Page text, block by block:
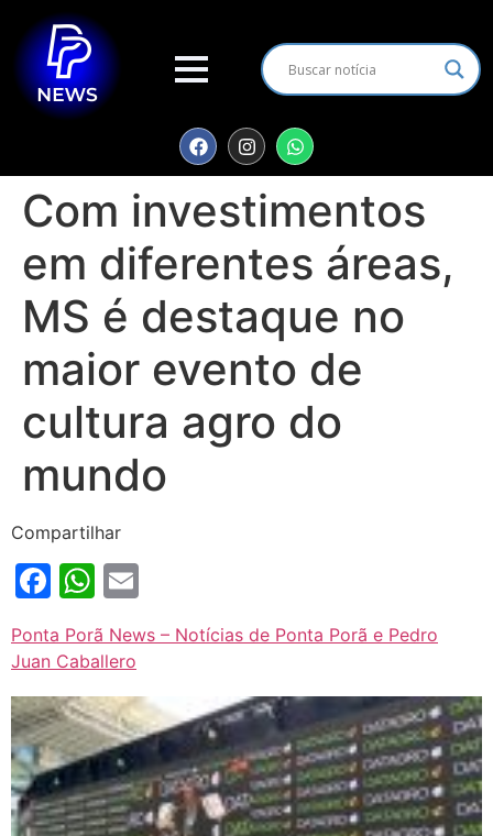
Com investimentos
em diferentes áreas,
MS é destaque no
maior evento de
cultura agro do
mundo
Compartilhar
Facebook
WhatsApp
Ponta Porã News – Notícias de Ponta Porã e Pedro
Juan Caballero